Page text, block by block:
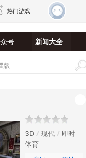
热门游戏
新仙侠5
号 新闻大全
3D 现代
即时
体育